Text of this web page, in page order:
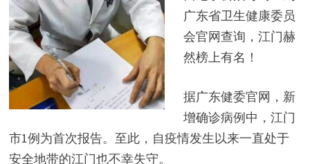
广东省卫生健康委员
会官网查询，江门赫
然榜上有名！
据广东健委官网，新
增确诊病例中，江门
市1例为首次报告。至此，自疫情发生以来一直处于
安全地带的江门也不幸失守。